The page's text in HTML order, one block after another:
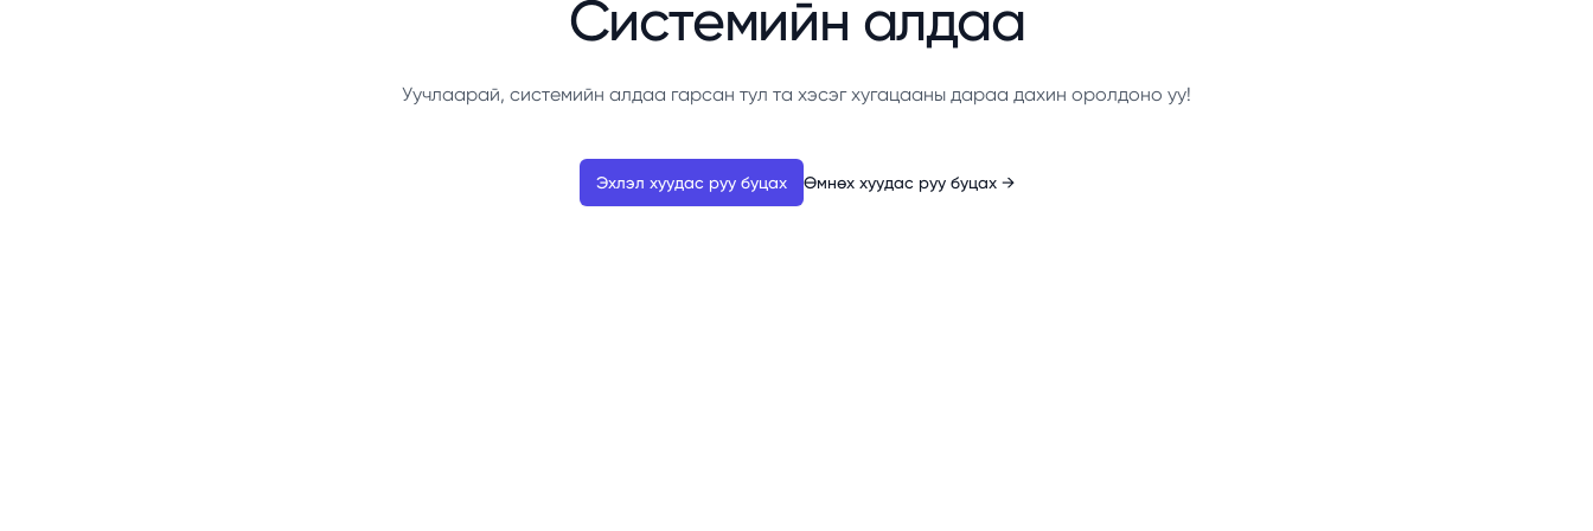
Системийн алдаа
Уучлаарай, системийн алдаа гарсан тул та хэсэг хугацааны дараа дахин оролдоно уу!
Эхлэл хуудас руу буцах Өмнөх хуудас руу буцах →